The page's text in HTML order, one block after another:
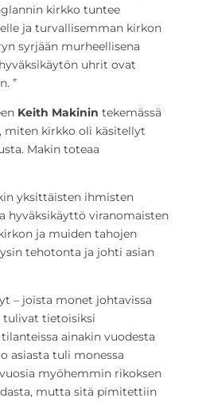
kirkko tuntee
ja turvallisemman kirkon
syrjään murheellisena
uhrit ovat
”
Keith Makinin tekemässä
miten kirkko oli käsitellyt
Makin toteaa
yksittäisten ihmisten
hyväksikäyttö viranomaisten
ja muiden tahojen
tehotonta ja johti asian
– joista monet johtavissa
tulivat tietoisiksi
ainakin vuodesta
asiasta tuli monessa
myöhemmin rikoksen
mutta sitä pimitettiin